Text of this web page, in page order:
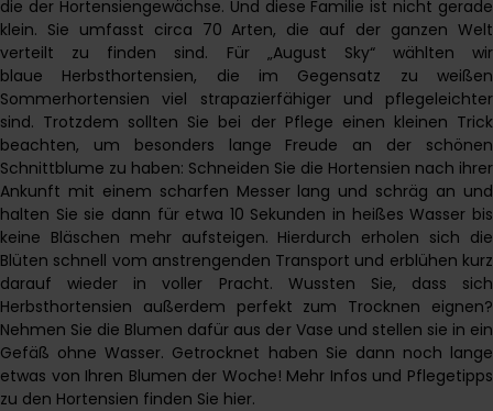
die der Hortensiengewächse. Und diese Familie ist nicht gerade
klein. Sie umfasst circa 70 Arten, die auf der ganzen Welt
verteilt zu finden sind. Für „August Sky“ wählten wir
blaue Herbsthortensien, die im Gegensatz zu weißen
Sommerhortensien viel strapazierfähiger und pflegeleichter
sind. Trotzdem sollten Sie bei der Pflege einen kleinen Trick
beachten, um besonders lange Freude an der schönen
Schnittblume zu haben: Schneiden Sie die Hortensien nach ihrer
Ankunft mit einem scharfen Messer lang und schräg an und
halten Sie sie dann für etwa 10 Sekunden in heißes Wasser bis
keine Bläschen mehr aufsteigen. Hierdurch erholen sich die
Blüten schnell vom anstrengenden Transport und erblühen kurz
darauf wieder in voller Pracht. Wussten Sie, dass sich
Herbsthortensien außerdem perfekt zum Trocknen eignen?
Nehmen Sie die Blumen dafür aus der Vase und stellen sie in ein
Gefäß ohne Wasser. Getrocknet haben Sie dann noch lange
etwas von Ihren Blumen der Woche! Mehr Infos und Pflegetipps
zu den Hortensien finden Sie hier.